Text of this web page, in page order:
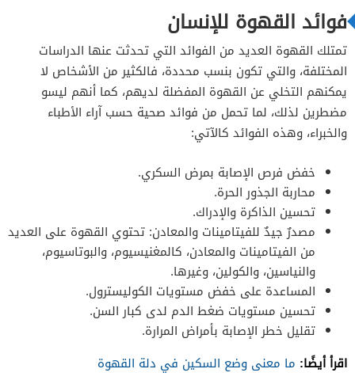
فوائد القهوة للإنسان
تمتلك القهوة العديد من الفوائد التي تحدثت عنها الدراسات
المختلفة، والتي تكون بنسب محددة، فالكثير من الأشخاص لا
يمكنهم التخلي عن القهوة المفضلة لديهم، كما أنهم ليسو
مضطرين لذلك، لما تحمل من فوائد صحية حسب آراء الأطباء
والخبراء، وهذه الفوائد كالآتي:
خفض فرص الإصابة بمرض السكري.
محاربة الجذور الحرة.
تحسين الذاكرة والإدراك.
مصدرٌ جيدٌ للفيتامينات والمعادن: تحتوي القهوة على العديد
من الفيتامينات والمعادن، كالمغنيسيوم، والبوتاسيوم،
والنياسين، والكولين، وغيرها.
المساعدة على خفض مستويات الكوليسترول.
تحسين مستويات ضغط الدم لدى كبار السن.
تقليل خطر الإصابة بأمراض المرارة.
اقرأ أيضًا: ما معنى وضع السكين في دلة القهوة